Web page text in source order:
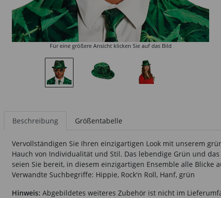
Für eine größere Ansicht klicken Sie auf das Bild
Beschreibung Größentabelle
Vervollständigen Sie Ihren einzigartigen Look mit unserem
Hauch von Individualität und Stil. Das lebendige Grün und
seien Sie bereit, in diesem einzigartigen Ensemble alle Blicke
Verwandte Suchbegriffe: Hippie, Rock'n Roll, Hanf, grün
Hinweis: Abgebildetes weiteres Zubehör ist nicht im